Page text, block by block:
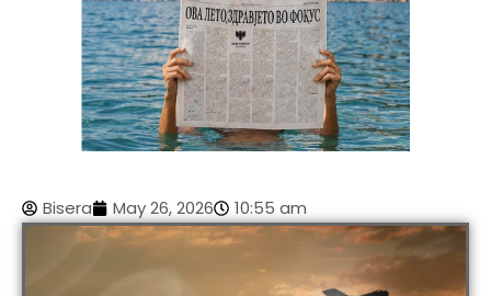
Bisera May 26, 2026 10:55 am